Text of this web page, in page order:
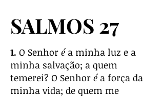
SALMOS 27
1. O Senhor éa minha luz e a
minha salvação; a quem
temerei? O Senhor éa força da
minha vida; de quem me